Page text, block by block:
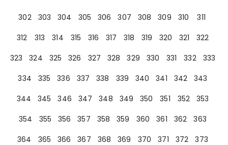
302
303 304 305 306 307 308 309 310
311
312
313 314 315 316 317 318 319 320 321
322
323
324 325 326 327 328 329 330 331 332
333
334
335 336 337 338 339 340 341 342
343
344
345 346 347 348 349 350 351 352
353
354
355 356 357 358 359 360 361 362
363
364
365 366 367 368 369 370 371 372
373